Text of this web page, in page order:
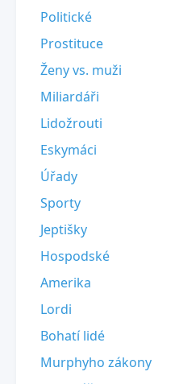
Politické
Prostituce
Ženy vs. muži
Miliardáři
Lidožrouti
Eskymáci
Úřady
Sporty
Jeptišky
Hospodské
Amerika
Lordi
Bohatí lidé
Murphyho zákony